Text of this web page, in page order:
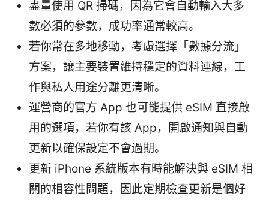
盡量使用 QR 掃碼，因為它會自動輸入大多
數必須的參數，成功率通常較高。
若你常在多地移動，考慮選擇「數據分流」
方案，讓主要裝置維持穩定的資料連線，工
作與私人用途分離更清晰。
運營商的官方 App 也可能提供 eSIM 直接啟
用的選項，若你有該 App，開啟通知與自動
更新以確保設定不會過期。
更新 iPhone 系統版本有時能解決與 eSIM 相
關的相容性問題，因此定期檢查更新是個好